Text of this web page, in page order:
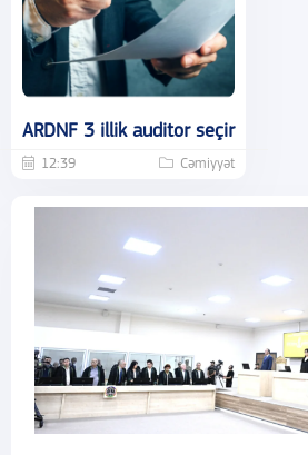
ARDNF 3 illik auditor seçir
12:39 Cəmiyyət